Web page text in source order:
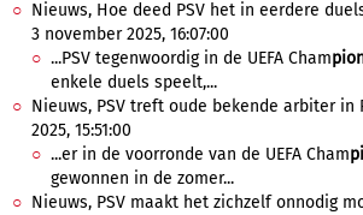
Nieuws, Hoe deed PSV het in eerdere
3 november 2025, 16:07:00
...PSV tegenwoordig in de UEFA Cham
enkele duels speelt,...
Nieuws, PSV treft oude bekende arbiter in
2025, 15:51:00
...er in de voorronde van de UEFA Cham
gewonnen in de zomer...
Nieuws, PSV maakt het zichzelf onnodig